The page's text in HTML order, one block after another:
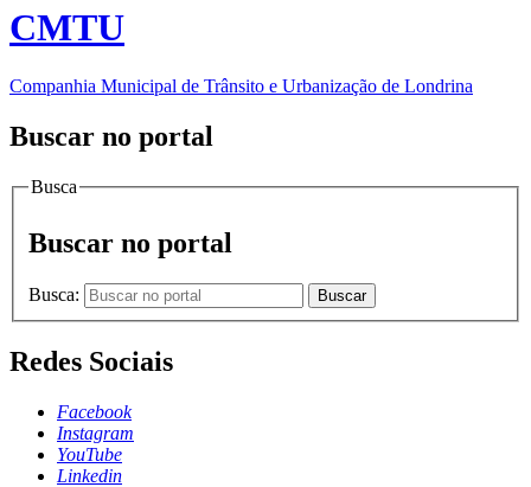
CMTU
Companhia Municipal de Trânsito e Urbanização de Londrina
Buscar no portal
Busca
Buscar no portal
Busca: Buscar
Redes Sociais
Facebook
Instagram
YouTube
Linkedin